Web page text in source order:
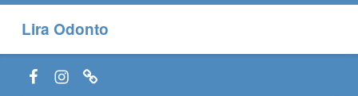
Lira Odonto
Facebook LiraOdonto
Instagram LiraOdonto
Site LiraOdonto